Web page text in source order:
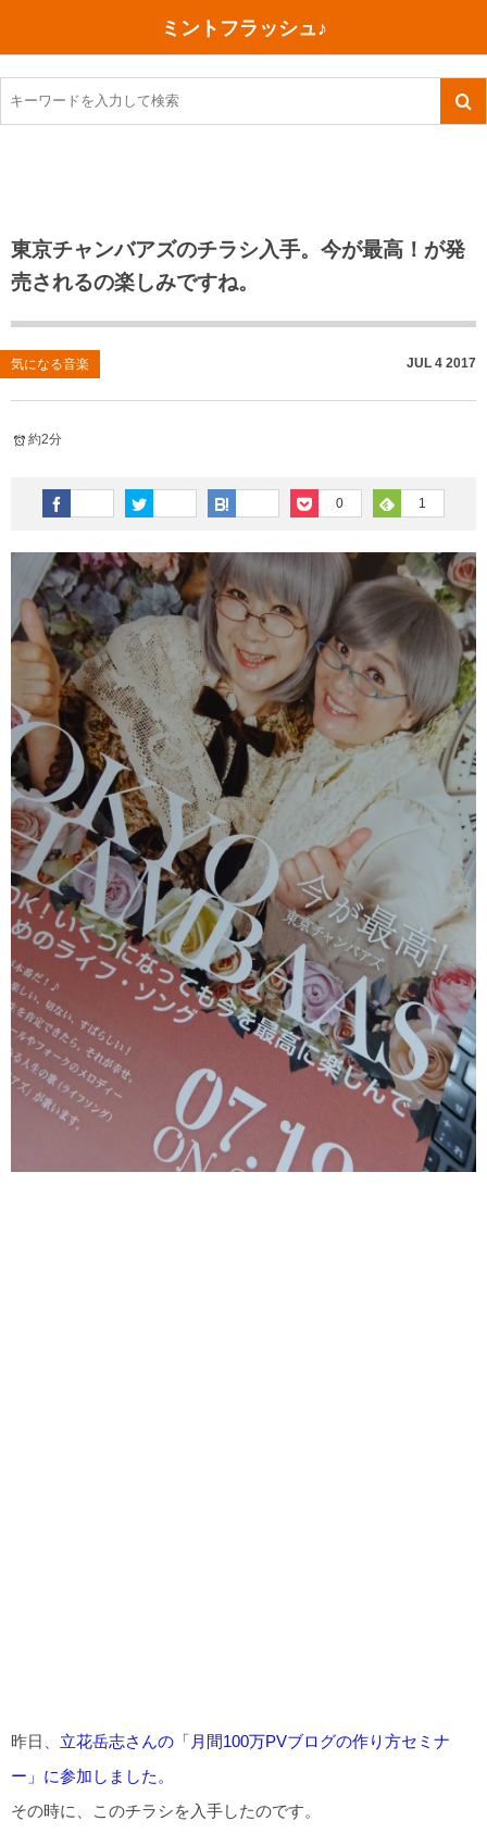
ミントフラッシュ♪
東京チャンバアズのチラシ入手。今が最高！が発
売されるの楽しみですね。
気になる音楽 JUL 4 2017
約2分
0 1
昨日、 立花岳志さんの「月間100万PVブログの作り方セミナ
ー」に参加しました。
その時に、このチラシを入手したのです。
TOEIC感想・結果
TOEIC800点への道
TOEIC（作戦・ノウハウなど）
TOEIC700点への道
英単語
その他英語関連
今日買った本
ご朱印帳めぐり
川越（埼玉県）
沖縄
神戸
行ってきたあれこれ
旅行関連あれこれ
ファスティング
コスメ
ダイエット
健康あれこれ
美容あれこれ
食べ物
今日の一枚
月、星、宇宙